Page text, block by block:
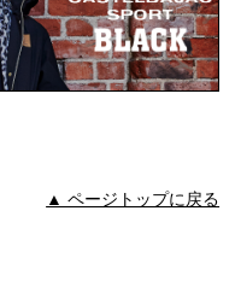
▲ ページトップに戻る